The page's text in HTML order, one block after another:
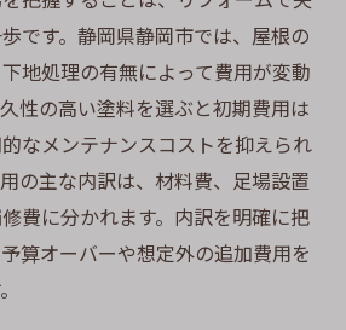
耐久性向上の屋根塗装実践テク
根塗装で劣化を防ぐメンテナン
成功事例から学ぶ資産価値アッ
岡市屋根塗装の最新事情
ドから見る静岡市の屋根塗装事
です。静岡県静岡市では、屋根の
地処理の有無によって費用が変動
性の高い塗料を選ぶと初期費用は
なメンテナンスコストを抑えられ
の主な内訳は、材料費、足場設置
費に分かれます。内訳を明確に把
算オーバーや想定外の追加費用を